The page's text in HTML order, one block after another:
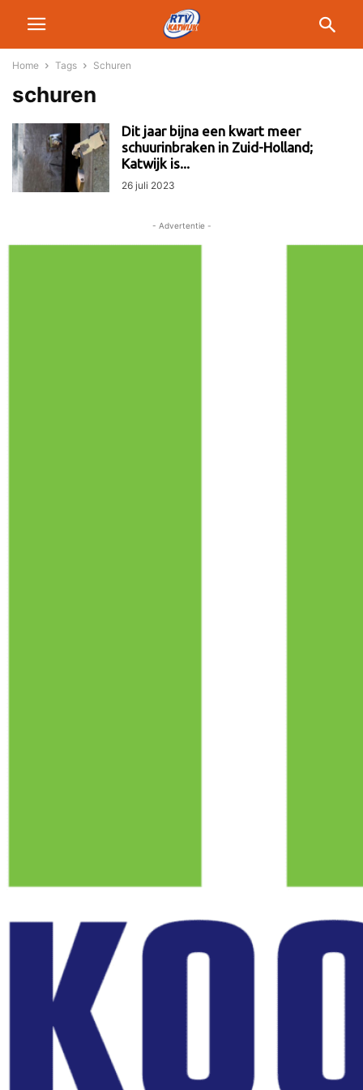
Home Tags Schuren
schuren
Dit jaar bijna een kwart meer
schuurinbraken in Zuid-Holland;
Katwijk is...
26 juli 2023
- Advertentie -